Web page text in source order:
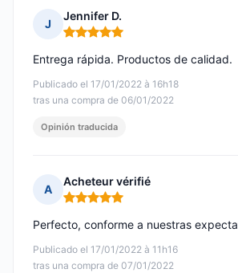
J
Jennifer D.
Nota: 5 de 5
Publicado el 17/01/2022 à 16h18
tras una compra de 06/01/2022
Entrega rápida. Productos de calidad.
Opinión traducida
A
Acheteur vérifié
Nota: 5 de 5
Publicado el 17/01/2022 à 11h16
tras una compra de 07/01/2022
Perfecto, conforme a nuestras